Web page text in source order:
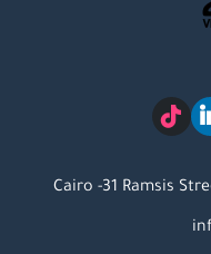
Cairo -31 Ramsis